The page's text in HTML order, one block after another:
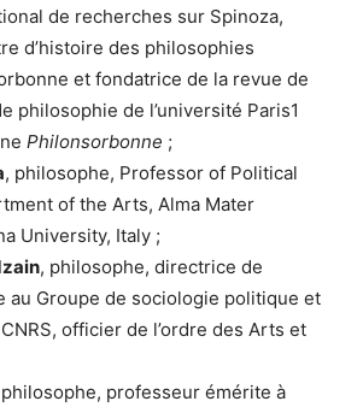
de recherches sur Spinoza,
d’histoire des philosophies
et fondatrice de la revue de
philosophie de l’université Paris1
Philonsorbonne ;
, philosophe, Professor of Political
of the Arts, Alma Mater
University, Italy ;
, philosophe, directrice de
au Groupe de sociologie politique et
officier de l’ordre des Arts et
professeur émérite à